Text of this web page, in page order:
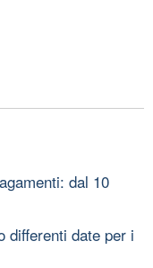
dal 10
differenti date per i